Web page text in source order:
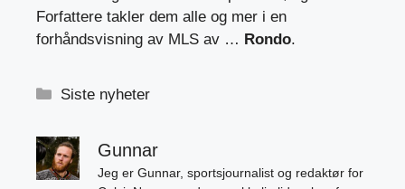
Forfattere takler dem alle og mer i en
forhåndsvisning av MLS av … Rondo.
Kategorier
Siste nyheter
Gunnar
Jeg er Gunnar, sportsjournalist og redaktør for